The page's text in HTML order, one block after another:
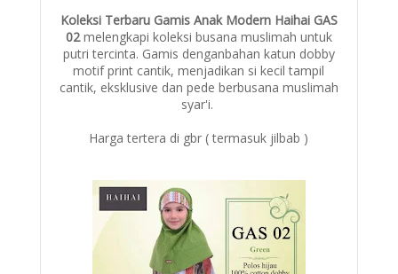
Koleksi Terbaru Gamis Anak Modern Haihai GAS
02melengkapi koleksi busana muslimah untuk
putri tercinta. Gamis denganbahan katun dobby
motif print cantik, menjadikan si kecil tampil
cantik, eksklusive dan pede berbusana muslimah
syar'i.
Harga tertera di gbr ( termasuk jilbab )